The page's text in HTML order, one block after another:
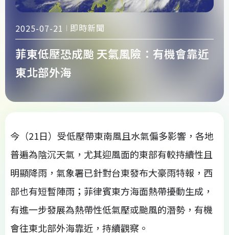
2025-07-21 即時新聞
菲東低壓恐成颱 天氣風險：有機會靠近
東北部外海
今（21日）受低壓帶東南風且水氣偏多影響，各地
普遍為陰沉天氣，尤其迎風面的東部有較持續性且
明顯降雨，氣象署已針對台東發布大豪雨特報，西
部也有短暫陣雨；菲律賓東方海面熱帶擾動生成，
有進一步發展為熱帶性低氣壓或颱風的潛勢，有機
會往東北部外海靠近，持續觀察。